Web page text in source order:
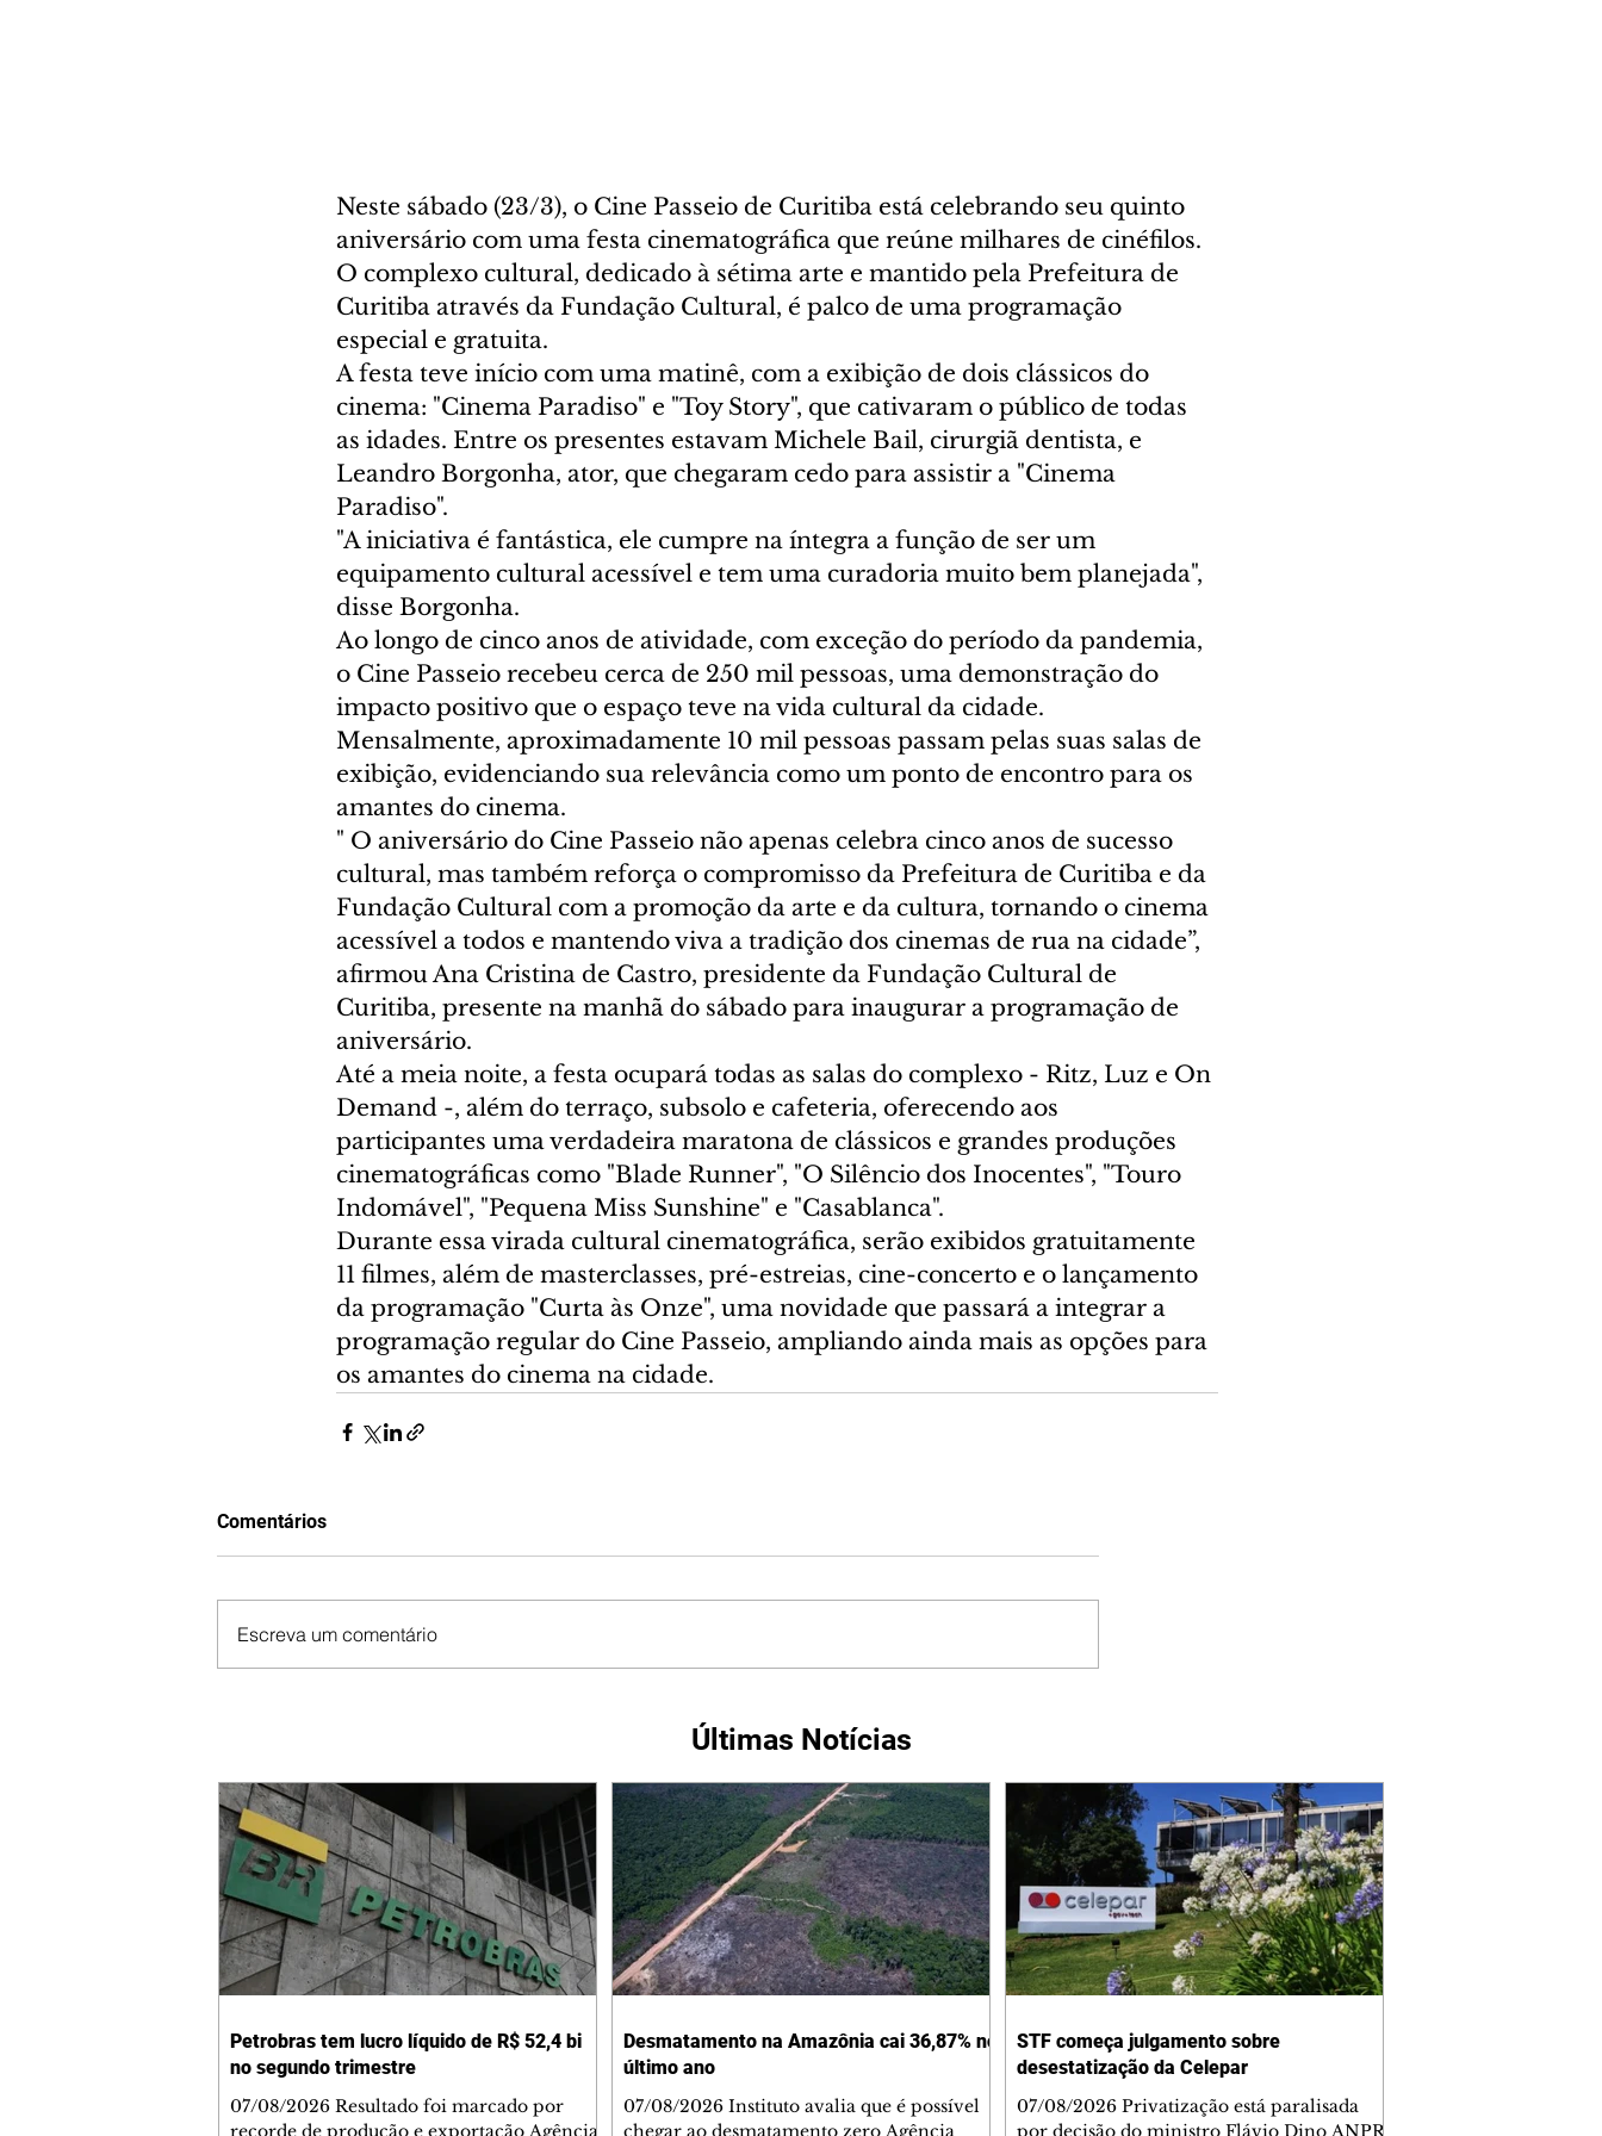
Neste sábado (23/3), o Cine Passeio de Curitiba está celebrando seu quinto
aniversário com uma festa cinematográfica que reúne milhares de cinéfilos.
O complexo cultural, dedicado à sétima arte e mantido pela Prefeitura de
Curitiba através da Fundação Cultural, é palco de uma programação
especial e gratuita.
A festa teve início com uma matinê, com a exibição de dois clássicos do
cinema: "Cinema Paradiso" e "Toy Story", que cativaram o público de todas
as idades. Entre os presentes estavam Michele Bail, cirurgiã dentista, e
Leandro Borgonha, ator, que chegaram cedo para assistir a "Cinema
Paradiso".
"A iniciativa é fantástica, ele cumpre na íntegra a função de ser um
equipamento cultural acessível e tem uma curadoria muito bem planejada",
disse Borgonha.
Ao longo de cinco anos de atividade, com exceção do período da pandemia,
o Cine Passeio recebeu cerca de 250 mil pessoas, uma demonstração do
impacto positivo que o espaço teve na vida cultural da cidade.
Mensalmente, aproximadamente 10 mil pessoas passam pelas suas salas de
exibição, evidenciando sua relevância como um ponto de encontro para os
amantes do cinema.
" O aniversário do Cine Passeio não apenas celebra cinco anos de sucesso
cultural, mas também reforça o compromisso da Prefeitura de Curitiba e da
Fundação Cultural com a promoção da arte e da cultura, tornando o cinema
acessível a todos e mantendo viva a tradição dos cinemas de rua na cidade”,
afirmou Ana Cristina de Castro, presidente da Fundação Cultural de
Curitiba, presente na manhã do sábado para inaugurar a programação de
aniversário.
Até a meia noite, a festa ocupará todas as salas do complexo - Ritz, Luz e On
Demand -, além do terraço, subsolo e cafeteria, oferecendo aos
participantes uma verdadeira maratona de clássicos e grandes produções
cinematográficas como "Blade Runner", "O Silêncio dos Inocentes", "Touro
Indomável", "Pequena Miss Sunshine" e "Casablanca".
Durante essa virada cultural cinematográfica, serão exibidos gratuitamente
11 filmes, além de masterclasses, pré-estreias, cine-concerto e o lançamento
da programação "Curta às Onze", uma novidade que passará a integrar a
programação regular do Cine Passeio, ampliando ainda mais as opções para
os amantes do cinema na cidade.
Comentários
Escreva um comentário
Últimas Notícias
Petrobras tem lucro líquido de R$ 52,4 bi
no segundo trimestre
07/08/2026 Resultado foi marcado por
recorde de produção e exportação Agência
Desmatamento na Amazônia cai 36,87% no
último ano
07/08/2026 Instituto avalia que é possível
chegar ao desmatamento zero Agência
STF começa julgamento sobre
desestatização da Celepar
07/08/2026 Privatização está paralisada
por decisão do ministro Flávio Dino ANPR